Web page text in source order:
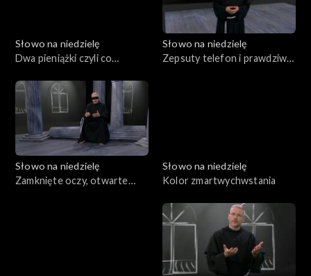
Słowo na niedzielę
Dwa pieniążki czyli co
Słowo na niedzielę
Zepsuty telefon i prawdziwa
Słowo na niedzielę
Zamknięte oczy, otwarte
Słowo na niedzielę
Kolor zmartwychwstania